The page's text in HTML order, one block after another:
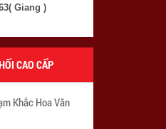
Giang )
CAO CẤP
Khắc Hoa Văn